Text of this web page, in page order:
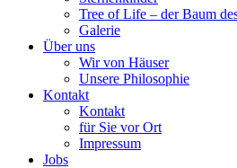
Tree of Life – der Baum
Galerie
Über uns
Wir von Häuser
Unsere Philosophie
Kontakt
Kontakt
für Sie vor Ort
Impressum
Jobs